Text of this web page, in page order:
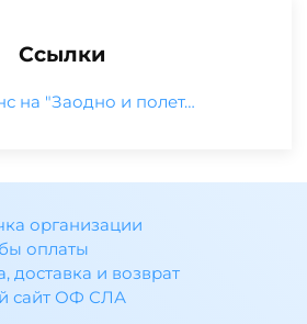
Ссылки
на "Заодно и полет…
организации
оплаты
доставка и возврат
сайт ОФ СЛА